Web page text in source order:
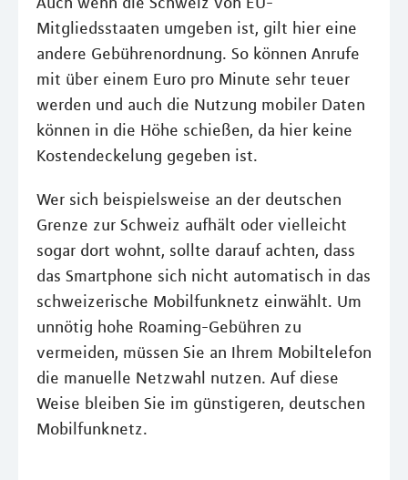
Mitgliedsstaaten umgeben ist, gilt hier eine
andere Gebührenordnung. So können Anrufe
mit über einem Euro pro Minute sehr teuer
werden und auch die Nutzung mobiler Daten
können in die Höhe schießen, da hier keine
Kostendeckelung gegeben ist.
Wer sich beispielsweise an der deutschen
Grenze zur Schweiz aufhält oder vielleicht
sogar dort wohnt, sollte darauf achten, dass
das Smartphone sich nicht automatisch in das
schweizerische Mobilfunknetz einwählt. Um
unnötig hohe Roaming-Gebühren zu
vermeiden, müssen Sie an Ihrem Mobiltelefon
die manuelle Netzwahl nutzen. Auf diese
Weise bleiben Sie im günstigeren, deutschen
Mobilfunknetz.